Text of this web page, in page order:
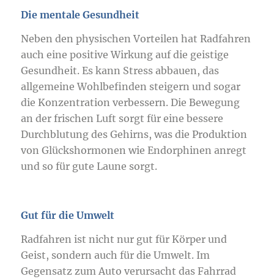
Die mentale Gesundheit
Neben den physischen Vorteilen hat Radfahren
auch eine positive Wirkung auf die geistige
Gesundheit. Es kann Stress abbauen, das
allgemeine Wohlbefinden steigern und sogar
die Konzentration verbessern. Die Bewegung
an der frischen Luft sorgt für eine bessere
Durchblutung des Gehirns, was die Produktion
von Glückshormonen wie Endorphinen anregt
und so für gute Laune sorgt.
Gut für die Umwelt
Radfahren ist nicht nur gut für Körper und
Geist, sondern auch für die Umwelt. Im
Gegensatz zum Auto verursacht das Fahrrad